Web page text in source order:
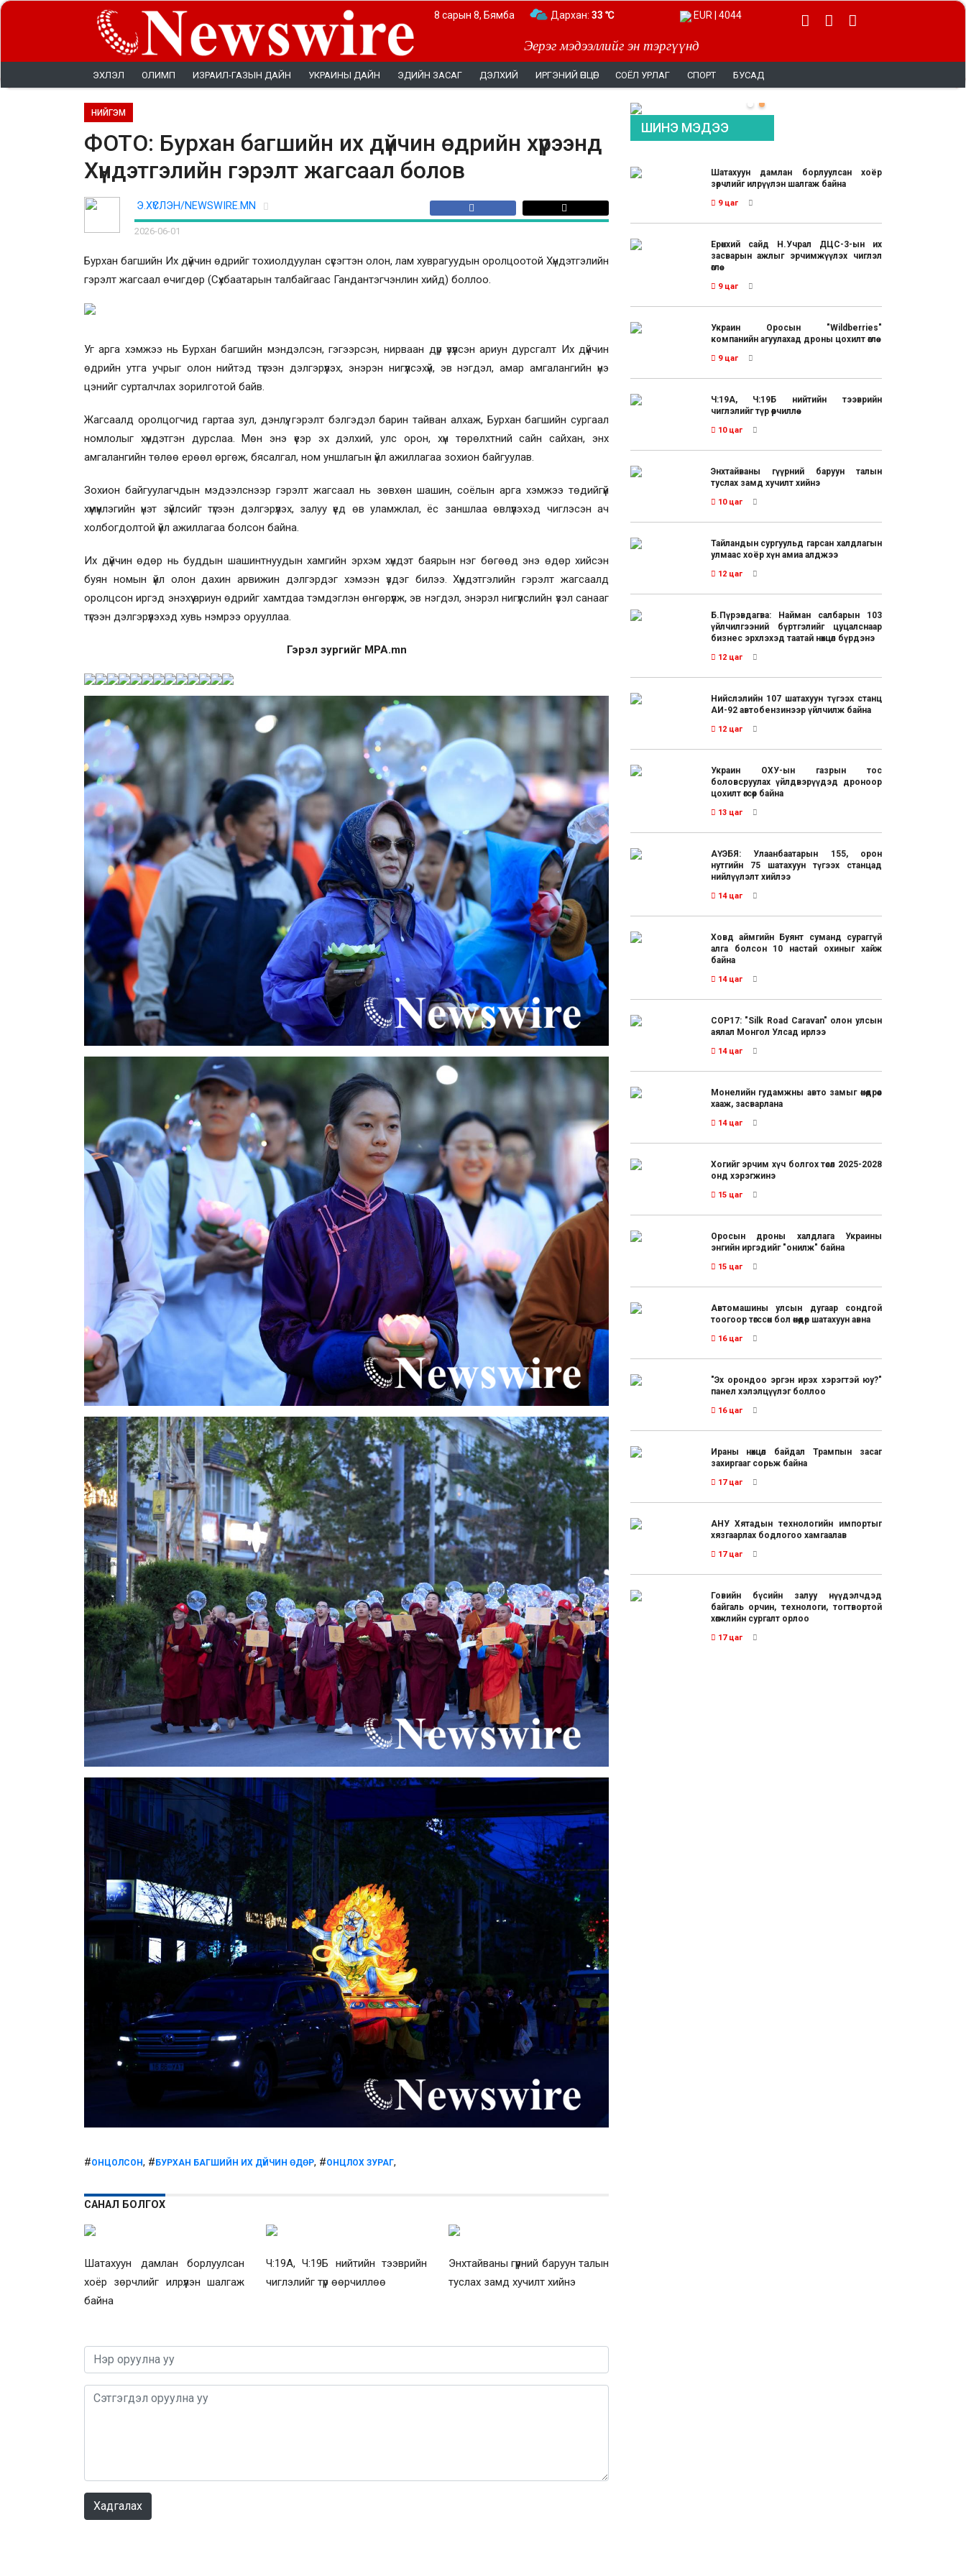
Эерэг мэдээллийг эн тэргүүнд
8 сарын 8, Бямба Дархан: 33 ℃ EUR | 4044
ЭХЛЭЛ ОЛИМП ИЗРАИЛ-ГАЗЫН ДАЙН УКРАИНЫ ДАЙН ЭДИЙН ЗАСАГ ДЭЛХИЙ ИРГЭНИЙ ӨНЦӨГ СОЁЛ УРЛАГ СПОРТ БУСАД
НИЙГЭМ
ФОТО: Бурхан багшийн их дүйчин өдрийн хүрээнд
Хүндэтгэлийн гэрэлт жагсаал болов
Э.ХҮСЛЭН/NEWSWIRE.MN
2026-06-01
Бурхан багшийн Их дүйчин өдрийг тохиолдуулан сүсэгтэн олон, лам хуврагуудын оролцоотой Хүндэтгэлийн
гэрэлт жагсаал өчигдөр (Сүхбаатарын талбайгаас Гандантэгчэнлин хийд) боллоо.
Уг арга хэмжээ нь Бурхан багшийн мэндэлсэн, гэгээрсэн, нирваан дүр үзүүлсэн ариун дурсгалт Их дүйчин
өдрийн утга учрыг олон нийтэд түгээн дэлгэрүүлэх, энэрэн нигүүлсэхүй, эв нэгдэл, амар амгалангийн үнэ
цэнийг сурталчлах зорилготой байв.
Жагсаалд оролцогчид гартаа зул, дэнлүү, гэрэлт бэлгэдэл барин тайван алхаж, Бурхан багшийн сургаал
номлолыг хүндэтгэн дурслаа. Мөн энэ үеэр эх дэлхий, улс орон, хүн төрөлхтний сайн сайхан, энх
амгалангийн төлөө ерөөл өргөж, бясалгал, ном уншлагын үйл ажиллагаа зохион байгуулав.
Зохион байгуулагчдын мэдээлснээр гэрэлт жагсаал нь зөвхөн шашин, соёлын арга хэмжээ төдийгүй
хүмүүнлэгийн үнэт зүйлсийг түгээн дэлгэрүүлэх, залуу үед өв уламжлал, ёс заншлаа өвлүүлэхэд чиглэсэн ач
холбогдолтой үйл ажиллагаа болсон байна.
Их дүйчин өдөр нь буддын шашинтнуудын хамгийн эрхэм хүндэт баярын нэг бөгөөд энэ өдөр хийсэн
буян номын үйл олон дахин арвижин дэлгэрдэг хэмээн үздэг билээ. Хүндэтгэлийн гэрэлт жагсаалд
оролцсон иргэд энэхүү ариун өдрийг хамтдаа тэмдэглэн өнгөрүүлж, эв нэгдэл, энэрэл нигүүлслийн үзэл санааг
түгээн дэлгэрүүлэхэд хувь нэмрээ орууллаа.
Гэрэл зургийг MPA.mn
#ОНЦОЛСОН, #БУРХАН БАГШИЙН ИХ ДҮЙЧИН ӨДӨР, #ОНЦЛОХ ЗУРАГ,
САНАЛ БОЛГОХ
Шатахуун дамлан борлуулсан
хоёр зөрчлийг илрүүлэн шалгаж
байна
Ч:19А, Ч:19Б нийтийн тээврийн
чиглэлийг түр өөрчиллөө
Энхтайваны гүүрний баруун талын
туслах замд хучилт хийнэ
Хадгалах
ШИНЭ МЭДЭЭ
Шатахуун дамлан борлуулсан хоёр
зөрчлийг илрүүлэн шалгаж байна
9 цаг
Ерөнхий сайд Н.Учрал ДЦС-3-ын их
засварын ажлыг эрчимжүүлэх чиглэл
өглөө
9 цаг
Украин Оросын "Wildberries"
компанийн агуулахад дроны цохилт өглөө
9 цаг
Ч:19А, Ч:19Б нийтийн тээврийн
чиглэлийг түр өөрчиллөө
10 цаг
Энхтайваны гүүрний баруун талын
туслах замд хучилт хийнэ
10 цаг
Тайландын сургуульд гарсан халдлагын
улмаас хоёр хүн амиа алджээ
12 цаг
Б.Пүрэвдагва: Найман салбарын 103
үйлчилгээний бүртгэлийг цуцалснаар
бизнес эрхлэхэд таатай нөхцөл бүрдэнэ
12 цаг
Нийслэлийн 107 шатахуун түгээх станц
АИ-92 автобензинээр үйлчилж байна
12 цаг
Украин ОХУ-ын газрын тос
боловсруулах үйлдвэрүүдэд дроноор
цохилт өгсөөр байна
13 цаг
АҮЭБЯ: Улаанбаатарын 155, орон
нутгийн 75 шатахуун түгээх станцад
нийлүүлэлт хийлээ
14 цаг
Ховд аймгийн Буянт суманд сураггүй
алга болсон 10 настай охиныг хайж
байна
14 цаг
COP17: "Silk Road Caravan" олон улсын
аялал Монгол Улсад ирлээ
14 цаг
Монелийн гудамжны авто замыг өнөөдрөөс
хааж, засварлана
14 цаг
Хогийг эрчим хүч болгох төсөл 2025-2028
онд хэрэгжинэ
15 цаг
Оросын дроны халдлага Украины
энгийн иргэдийг "онилж" байна
15 цаг
Автомашины улсын дугаар сондгой
тоогоор төгссөн бол өнөөдөр шатахуун авна
16 цаг
"Эх орондоо эргэн ирэх хэрэгтэй юу?"
панел хэлэлцүүлэг боллоо
16 цаг
Ираны нөхцөл байдал Трампын засаг
захиргааг сорьж байна
17 цаг
АНУ Хятадын технологийн импортыг
хязгаарлах бодлогоо хамгаалав
17 цаг
Говийн бүсийн залуу нүүдэлчдэд
байгаль орчин, технологи, тогтвортой
хөгжлийн сургалт орлоо
17 цаг